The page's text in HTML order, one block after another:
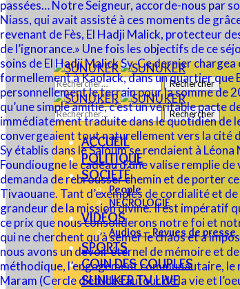
Rechercher :
Rechercher :
ACCUEIL
POLITIQUE
SOCIÉTÉ
People
NECROLOGIE
VIDÉOS
Audios – Revues de presse
SPORTS
COIN DES COUPLES
SUNUKER TV LIVE